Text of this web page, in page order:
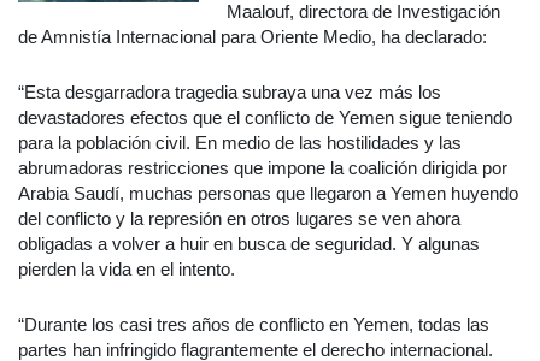
Maalouf, directora de Investigación
de Amnistía Internacional para Oriente Medio, ha declarado:
“Esta desgarradora tragedia subraya una vez más los
devastadores efectos que el conflicto de Yemen sigue teniendo
para la población civil. En medio de las hostilidades y las
abrumadoras restricciones que impone la coalición dirigida por
Arabia Saudí, muchas personas que llegaron a Yemen huyendo
del conflicto y la represión en otros lugares se ven ahora
obligadas a volver a huir en busca de seguridad. Y algunas
pierden la vida en el intento.
“Durante los casi tres años de conflicto en Yemen, todas las
partes han infringido flagrantemente el derecho internacional.